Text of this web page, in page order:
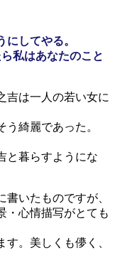
にしてやる。
私はあなたのこと
吉は一人の若い女に
綺麗であった。
と暮らすようにな
いたものですが、
・心情描写がとても
。美しくも儚く、